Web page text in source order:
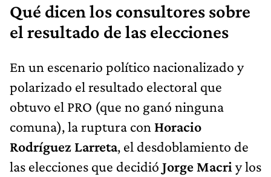
Qué dicen los consultores sobre
el resultado de las elecciones
En un escenario político nacionalizado y
polarizado el resultado electoral que
obtuvo el PRO (que no ganó ninguna
comuna), la ruptura con Horacio
Rodríguez Larreta, el desdoblamiento de
las elecciones que decidió Jorge Macri y los